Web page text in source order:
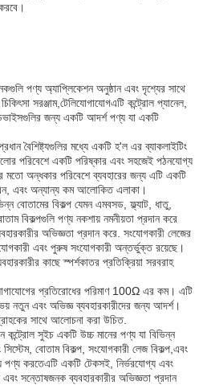
পণ্য অ্যাপ্লিকেশন অনুষ্ঠান এবং দৃশ্যের সাথে
সরঞ্জাম,টেলিযোগাযোগএটি কন্ট্রোল প্যানেল,
জন্য একটি আদর্শ পণ্য যা একটি
বৈশিষ্ট্যগুলির মধ্যে একটি হ'ল এর ব্যাকলাইটিং
পরিবেশে একটি পরিষ্কার এবং সহজেই পঠনযোগ্য
মতো অন্ধকার পরিবেশে ব্যবহারের জন্য এটি একটি
এবং অন্যান্য কম আলোকিত এলাকা।
বোতামের বিকল্প যেমন এমবসড, ফ্ল্যাট, ধাতু,
বিকল্পগুলি পণ্য নকশায় নমনীয়তা প্রদান করে
অভিজ্ঞতা প্রদান করে. সংযোগকারী লেজের
এবং পুরুষ সংযোগকারী অন্তর্ভুক্ত রয়েছে।
কাছে স্পর্শকাতর প্রতিক্রিয়া সরবরাহ
প্রতিরোধের পরিমাণ 100Ω এর কম। এটি
নতুন এবং অভিজ্ঞ ব্যবহারকারীদের জন্য আদর্শ।
সাথে আলোচনা করা উচিত.
কন্ট্রোল সুইচ একটি উচ্চ মানের পণ্য যা বিভিন্ন
বোতাম বিকল্প, সংযোগকারী লেজ বিকল্প,এবং
পণ্য করতেএটি একটি টেকসই, নির্ভরযোগ্য এবং
সন্তোষজনক ব্যবহারকারীর অভিজ্ঞতা প্রদান